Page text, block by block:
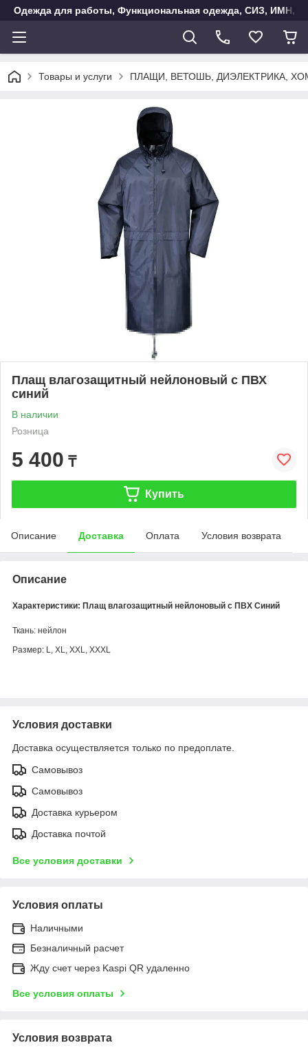
Одежда для работы, Функциональная одежда, СИЗ, ИМН,
Товары и услуги ПЛАЩИ, ВЕТОШЬ, ДИЭЛЕКТРИКА,
Плащ влагозащитный нейлоновый с ПВХ
синий
В наличии
Розница
5 400 ₸
Купить
Описание Доставка Оплата Условия возврата
Описание
Характеристики: Плащ влагозащитный нейлоновый с ПВХ Синий
Ткань: нейлон
Размер: L, XL, XXL, XXXL
Условия доставки
Доставка осуществляется только по предоплате.
Самовывоз
Самовывоз
Доставка курьером
Доставка почтой
Все условия доставки
Условия оплаты
Наличными
Безналичный расчет
Жду счет через Kaspi QR удаленно
Все условия оплаты
Условия возврата